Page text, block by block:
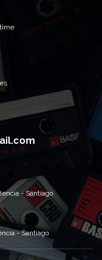
- Santiago
- Santiago